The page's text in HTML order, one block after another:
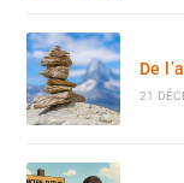
De
21